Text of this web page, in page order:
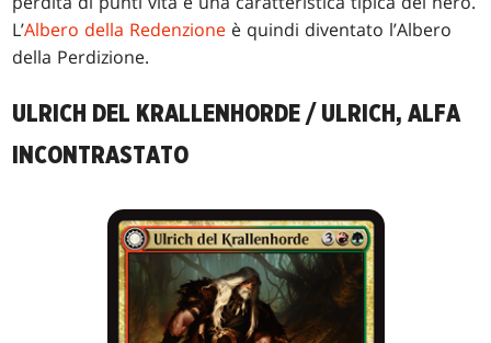
L’Albero della Redenzione è quindi diventato l’Albero
della Perdizione.
ULRICH DEL KRALLENHORDE / ULRICH, ALFA
INCONTRASTATO